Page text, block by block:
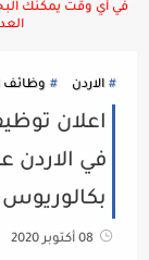
في أي وقت يمكنك
الاردن وظائف
في الاردن
08 أكتوبر 2020